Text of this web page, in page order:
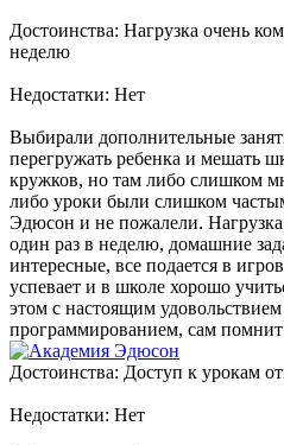
Достоинства: Нагрузка очень
неделю
Недостатки: Нет
Выбирали дополнительные
перегружать ребенка и мешать
кружков, но там либо слишком
либо уроки были слишком
Эдюсон и не пожалели. Нагрузка
один раз в неделю, домашние
интересные, все подается в
успевает и в школе хорошо
этом с настоящим удовольствием
программированием, сам
Достоинства: Доступ к урокам
Недостатки: Нет